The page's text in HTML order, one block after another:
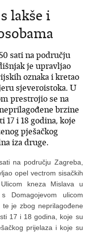
lakše i
sati na području
je upravljao
oznaka i kretao
sjeveroistoka. U
prestrojio se na
brzine
i 18 godina, koje
pješačkog
iza druge.
na području Zagreba,
opel vectrom sisačkih
kneza Mislava u
Domagojevom ulicom
je zbog neprilagođene
17 i 18 godina, koje su
prijelaza i koje su